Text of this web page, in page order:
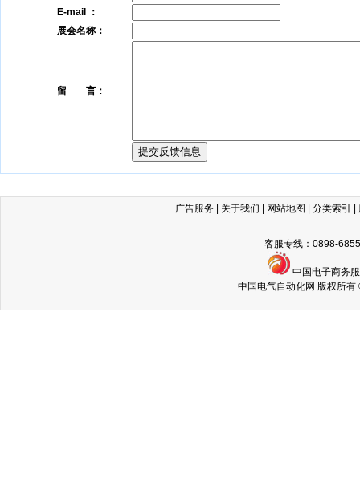
E-mail ：
展会名称：
留 言：
广告服务 关于我们 网站地图 分类索引
客服专线：0898-
中国电子商务
中国电气自动化网 版权所